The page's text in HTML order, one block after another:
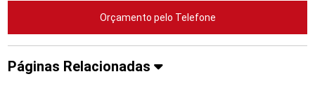
Orçamento pelo Telefone
Páginas Relacionadas